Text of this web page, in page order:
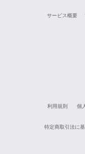
サービス概要
利用規則 個
特定商取引法に